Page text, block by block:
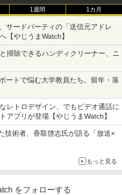
1週間 1カ月
サードパーティの「送信元アドレ
【やじうまWatch】
掃除できるハンディクリーナー、ニ
ートで悩む大学教員たち。留年・落
レトロデザイン、でもビデオ通話に
アプリが登場【やじうまWatch】
技術者、香取啓志氏が語る「放送×
もっと見る
をフォローする